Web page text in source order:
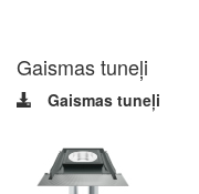
Gaismas tuneļi
Gaismas tuneļi